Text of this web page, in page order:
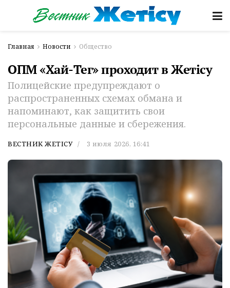
Главная Новости Общество
ОПМ «Хай-Тег» проходит в Жетісу
Полицейские предупреждают о
распространенных схемах обмана и
напоминают, как защитить свои
персональные данные и сбережения.
ВЕСТНИК ЖЕТІСУ 3 июля 2026, 16:41